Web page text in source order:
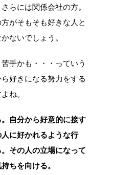
らには関係会社の方。
がそもそも好きな人と
ないでしょう。
手かも・・・っていう
好きになる努力をする
ね。
自分から好意的に接す
に好かれるような行
その人の立場になって
ちを向ける。